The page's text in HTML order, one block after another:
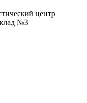
центр
№3